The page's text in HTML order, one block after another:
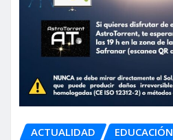
ACTUALIDAD
EDUCACIÓN